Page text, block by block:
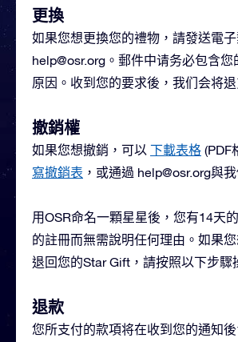
更換
如果您想更換您的禮物，請發送電
help@osr.org 。郵件中请务必包含
原因。收到您的要求後，我们会将
撤銷權
如果您想撤銷，可以 下載表格 (PDF
寫撤銷表 ，或通過 help@osr.org與我
用OSR命名一顆星星後，您有14天
的註冊而無需說明任何理由。如果
退回您的Star Gift，請按照以下步驟
退款
您所支付的款項将在收到您的通知